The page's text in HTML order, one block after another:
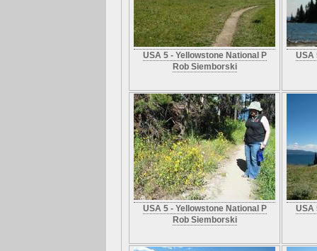
USA 5 - Yellowstone National P
Rob Siemborski
USA
USA 5 - Yellowstone National P
Rob Siemborski
USA